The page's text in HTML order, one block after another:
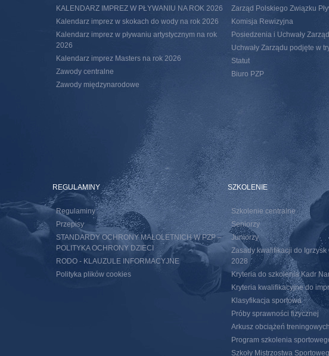
KALENDARZ IMPREZ W PŁYWANIU NA ROK 2026
Kalendarz imprez w skokach do wody na rok 2026
Kalendarz imprez w pływaniu artystycznym na rok
2026
Kalendarz imprez Masters na rok 2026
Zawody centralne
Zawody międzynarodowe
Zarząd Polskiego Związku
Komisja Rewizyjna
Posiedzenia i Uchwały
Uchwały Zarządu podjęte w
Statut
Biuro PZP
REGULAMINY
Regulaminy
Przepisy
STANDARDY OCHRONY MAŁOLETNICH W PZP –
POLITYKA OCHRONY DZIECI
RODO - KLAUZULE INFORMACYJNE
Polityka plików cookies
SZKOLENIE
Szkolenie centralne
Seniorzy
Juniorzy
Zasady kwalifikacji do Igrzysk
2028
Kryteria do szkolenia Kadr
Kryteria kwalifikacyjne do
Klasyfikacja sportowa
Próby sprawności fizycznej
Arkusz obciążeń treningowych
Program szkolenia
Szkoły Mistrzostwa